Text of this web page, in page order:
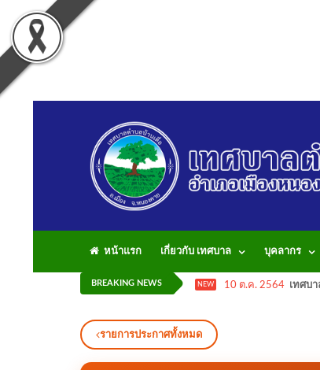
หน้าแรก เกี่ยวกับ เทศบาล บุคลากร
BREAKING NEWS NEW 10 ต.ค. 2564 เทศบ
รายการประกาศทั้งหมด